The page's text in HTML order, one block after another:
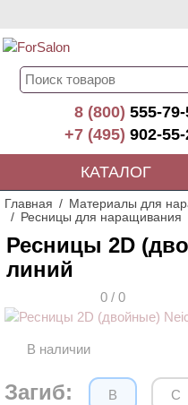
8 (800)555-
+7 (495)902-
КАТАЛОГ
Главная
Материалы для
Ресницы для наращивания
Ресницы 2D
линий
0 / 0
АКЦИЯ
В наличии
Загиб: B C